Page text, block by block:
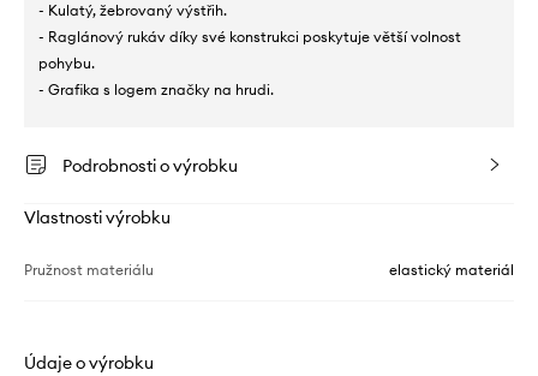
- Kulatý, žebrovaný výstřih.
- Raglánový rukáv díky své konstrukci poskytuje větší volnost
pohybu.
- Grafika s logem značky na hrudi.
Podrobnosti o výrobku
Vlastnosti výrobku
Pružnost materiálu elastický materiál
Údaje o výrobku